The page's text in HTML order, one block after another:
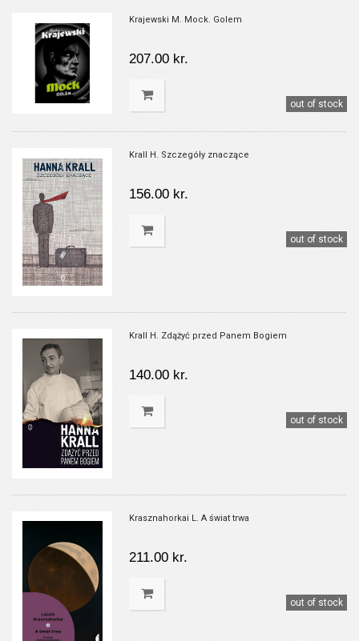
Krajewski M. Mock. Golem
207.00 kr.
out of stock
Krall H. Szczegóły znaczące
156.00 kr.
out of stock
Krall H. Zdążyć przed Panem Bogiem
140.00 kr.
out of stock
Krasznahorkai L. A świat trwa
211.00 kr.
out of stock